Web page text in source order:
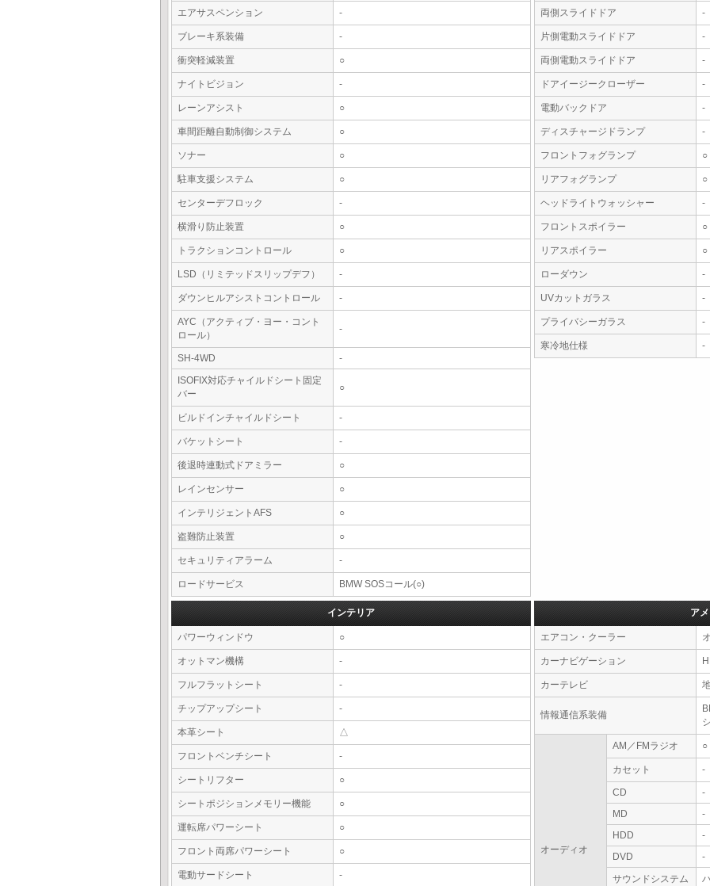
エアサスペンション -
ブレーキ系装備 -
衝突軽減装置 ○
ナイトビジョン -
レーンアシスト ○
車間距離自動制御システム ○
ソナー ○
駐車支援システム ○
センターデフロック -
横滑り防止装置 ○
トラクションコントロール ○
LSD（リミテッドスリップデフ） -
ダウンヒルアシストコントロール -
AYC（アクティブ・ヨー・コント
ロール）
-
SH-4WD
-
ISOFIX対応チャイルドシート固定
バー
○
ビルドインチャイルドシート -
バケットシート -
後退時連動式ドアミラー ○
レインセンサー ○
インテリジェントAFS ○
盗難防止装置 ○
セキュリティアラーム -
ロードサービス BMW SOSコール(○)
両側スライドドア -
片側電動スライドドア -
両側電動スライドドア -
ドアイージークローザー -
電動バックドア -
ディスチャージドランプ -
フロントフォグランプ ○
リアフォグランプ ○
ヘッドライトウォッシャー -
フロントスポイラー ○
リアスポイラー ○
ローダウン -
UVカットガラス -
プライバシーガラス -
寒冷地仕様 -
インテリア
パワーウィンドウ ○
オットマン機構 -
フルフラットシート -
チップアップシート -
本革シート △
フロントベンチシート -
シートリフター ○
シートポジションメモリー機能 ○
運転席パワーシート ○
フロント両席パワーシート ○
電動サードシート -
ア
エアコン・クーラー
カーナビゲーション
カーテレビ
情報通信系装備
オーディオ
AM／FMラジオ ○
カセット -
CD
-
MD
-
HDD
-
DVD
-
サウンドシステム